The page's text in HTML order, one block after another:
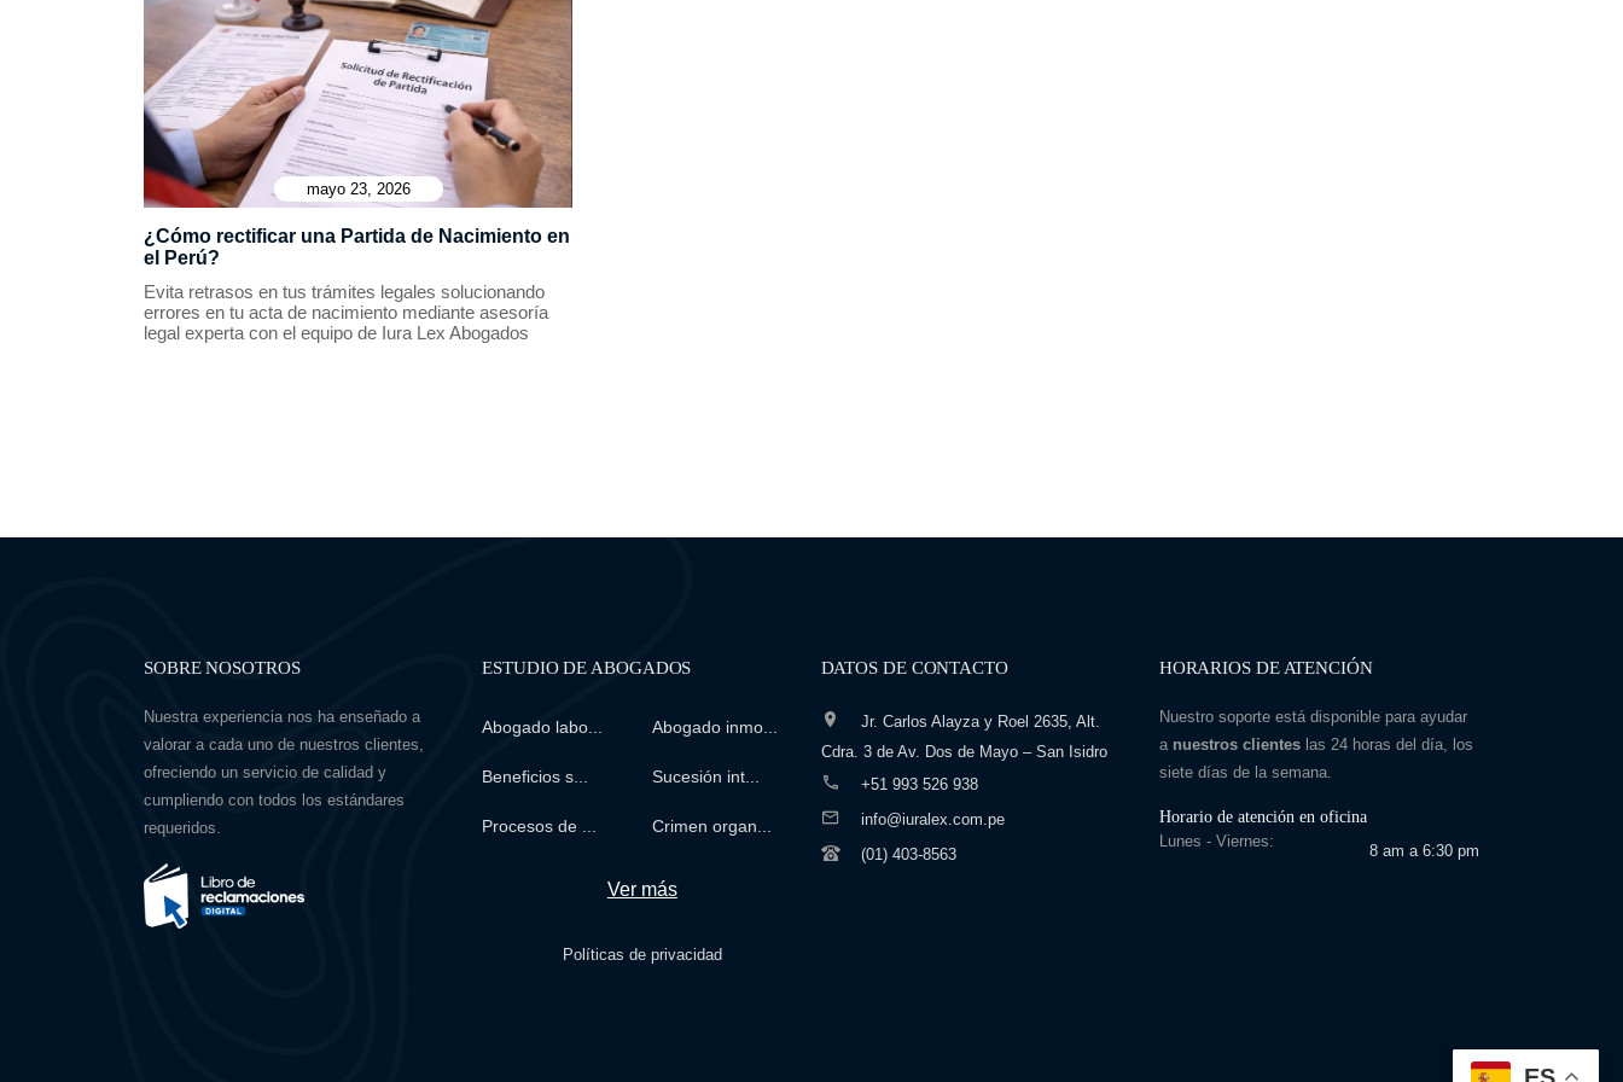
mayo 23, 2026
¿Cómo rectificar una Partida de Nacimiento en
el Perú?
Evita retrasos en tus trámites legales solucionando
errores en tu acta de nacimiento mediante asesoría
legal experta con el equipo de Iura Lex Abogados
SOBRE NOSOTROS
Nuestra experiencia nos ha enseñado a
valorar a cada uno de nuestros clientes,
ofreciendo un servicio de calidad y
cumpliendo con todos los estándares
requeridos.
ESTUDIO DE ABOGADOS
Abogado labo... Abogado inmo...
Beneficios s... Sucesión int...
Procesos de ... Crimen organ...
Ver más
Políticas de privacidad
DATOS DE CONTACTO
Jr. Carlos Alayza y Roel 2635, Alt.
Cdra. 3 de Av. Dos de Mayo – San Isidro
+51 993 526 938
info@iuralex.com.pe
(01) 403-8563
HORARIOS DE ATENCIÓN
Nuestro soporte está disponible para ayudar
a nuestros clienteslas 24 horas del día, los
siete días de la semana.
Horario de atención en oficina
Lunes - Viernes:
8 am a 6:30 pm